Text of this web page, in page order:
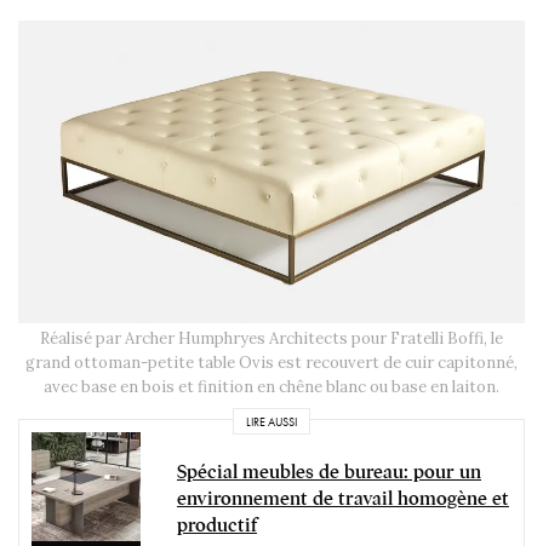
Réalisé par Archer Humphryes Architects pour Fratelli Boffi, le
grand ottoman-petite table Ovis est recouvert de cuir capitonné,
avec base en bois et finition en chêne blanc ou base en laiton.
LIRE AUSSI
Spécial meubles de bureau: pour un
environnement de travail homogène et
productif